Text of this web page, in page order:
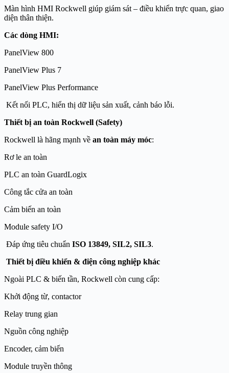
Màn hình HMI Rockwell giúp giám sát – điều khiển trực quan, giao
diện thân thiện.
Các dòng HMI:
PanelView 800
PanelView Plus 7
PanelView Plus Performance
Kết nối PLC, hiển thị dữ liệu sản xuất, cảnh báo lỗi.
Thiết bị an toàn Rockwell (Safety)
Rockwell là hãng mạnh về an toàn máy móc:
Rơ le an toàn
PLC an toàn GuardLogix
Công tắc cửa an toàn
Cảm biến an toàn
Module safety I/O
Đáp ứng tiêu chuẩn ISO 13849, SIL2, SIL3.
Thiết bị điều khiển & điện công nghiệp khác
Ngoài PLC & biến tần, Rockwell còn cung cấp:
Khởi động từ, contactor
Relay trung gian
Nguồn công nghiệp
Encoder, cảm biến
Module truyền thông